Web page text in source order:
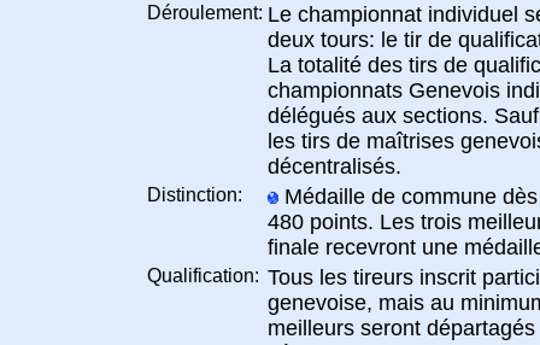
Déroulement: Le championnat individuel
deux tours: le tir de
La totalité des tirs de
championnats Genevois
délégués aux sections.
les tirs de maîtrises
décentralisés.
Distinction:
Médaille de commune
480 points. Les trois
finale recevront une
Qualification: Tous les tireurs inscrit
genevoise, mais au
meilleurs seront